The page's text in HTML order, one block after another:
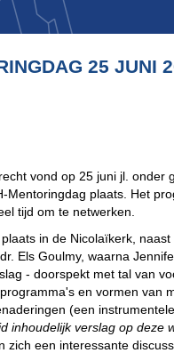
25 JUNI
vond op 25 juni jl.
Mentoringdag plaats. Het
tijd om te netwerken.
in de Nicolaïkerk,
Els Goulmy, waarna
- doorspekt met tal van
en vormen van
(een
inhoudelijk verslag op deze
zich een interessante